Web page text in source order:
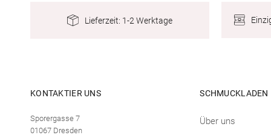
Lieferzeit: 1-2 Werktage
KONTAKTIER UNS
Sporergasse 7
01067 Dresden
SCHMUCKLADEN
Über uns